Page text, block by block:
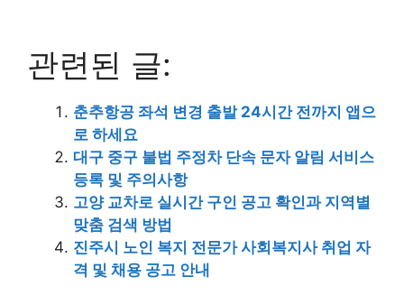
관련된 글:
춘추항공 좌석 변경 출발 24시간 전까지 앱으
로 하세요
대구 중구 불법 주정차 단속 문자 알림 서비스
등록 및 주의사항
고양 교차로 실시간 구인 공고 확인과 지역별
맞춤 검색 방법
진주시 노인 복지 전문가 사회복지사 취업 자
격 및 채용 공고 안내